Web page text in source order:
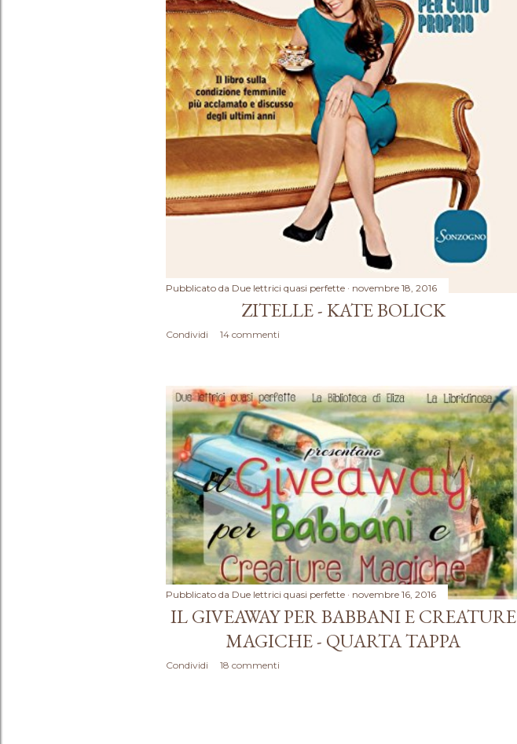
Pubblicato da Due lettrici quasi perfette novembre 18, 2016
ZITELLE - KATE BOLICK
Condividi 14 commenti
Pubblicato da Due lettrici quasi perfette novembre 16, 2016
IL GIVEAWAY PER BABBANI E CREATURE
MAGICHE - QUARTA TAPPA
Condividi 18 commenti